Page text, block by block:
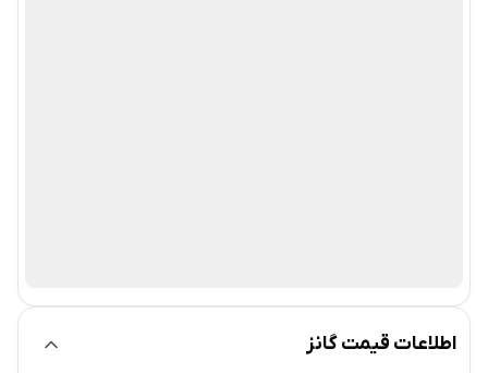
اطلاعات قیمت گانز